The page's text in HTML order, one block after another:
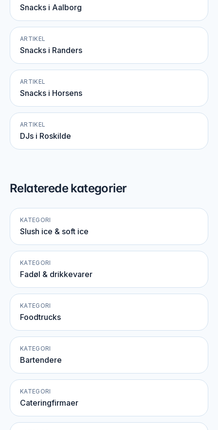
Snacks i Aalborg
ARTIKEL
Snacks i Randers
ARTIKEL
Snacks i Horsens
ARTIKEL
DJs i Roskilde
Relaterede kategorier
KATEGORI
Slush ice & soft ice
KATEGORI
Fadøl & drikkevarer
KATEGORI
Foodtrucks
KATEGORI
Bartendere
KATEGORI
Cateringfirmaer